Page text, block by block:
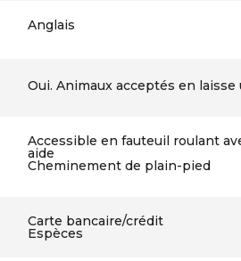
Anglais
Oui. Animaux acceptés en
Accessible en fauteuil roulant
aide
Cheminement de plain-pied
Carte bancaire/crédit
Espèces